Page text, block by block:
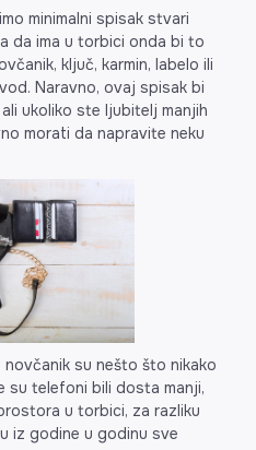
minimalni spisak stvari
da ima u torbici onda bi to
ključ, karmin, labelo ili
Naravno, ovaj spisak bi
ukoliko ste ljubitelj manjih
morati da napravite neku
su nešto što nikako
su telefoni bili dosta manji,
u torbici, za razliku
iz godine u godinu sve